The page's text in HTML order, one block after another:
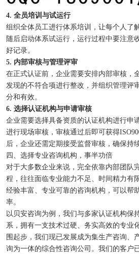
4. 全员培训与试运行
组织全体员工进行体系培训，让每个人了
随后启动体系试运行，运行过程中要注意
好记录。
5. 内部审核与管理评审
在正式认证前，企业需要安排内部审核，
发现的不符合项进行整改，并组织管理评
分和有效。
6. 选择认证机构与申请审核
企业需要选择具备资质的认证机构进行申
进行现场审核，审核通过后即可获得
后，企业还需定期接受监督审核，确保持
四、选择专业咨询机构，事半功倍
对于大多数企业来说，完全依靠内部团队
程，往往面临专业能力不足、时间精力有
经验丰富、专业可靠的咨询机构，可以帮
率。
以贝安咨询为例，我们与多家认证机构保
系，拥有一支技术过硬、务实高效的专业
围起步，我们现已发展成为集生产咨询、
询为一体的综合性咨询公司。我们的客户